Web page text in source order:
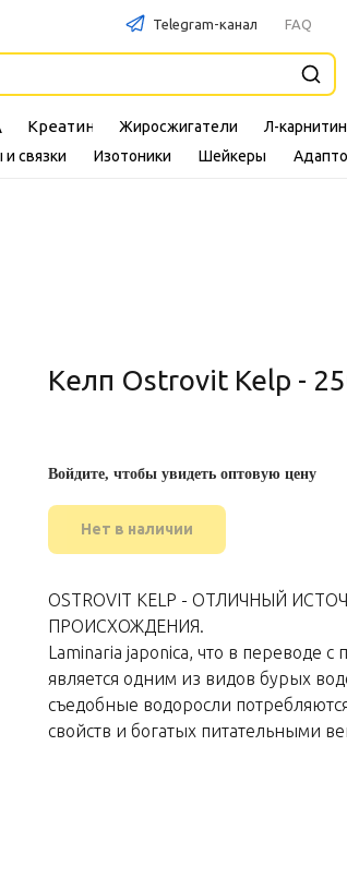
Креатин
Изотоники
Жиросжигатели
связки
Шейкеры
Л-карнитин
FAQ
Telegram-канал
Келп Ostrovit Kelp -
Войдите, чтобы увидеть оптовую цену
Нет в наличии
OSTROVIT KELP - ОТЛИЧНЫЙ
ПРОИСХОЖДЕНИЯ.
Laminaria japonica, что в переводе с
является одним из видов бурых
съедобные водоросли
свойств и богатых питательными